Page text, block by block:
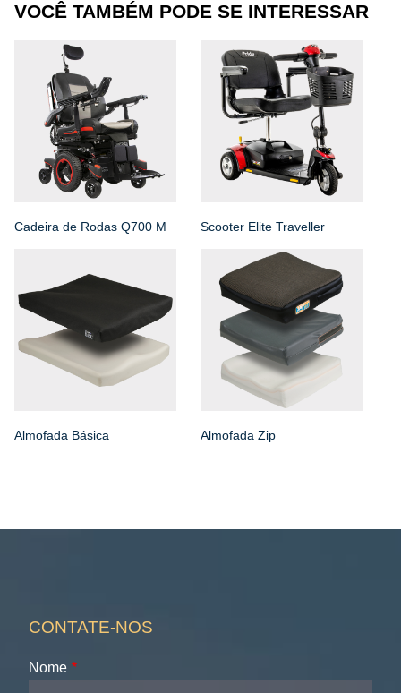
VOCÊ TAMBÉM PODE SE INTERESSAR
Cadeira de Rodas Q700 M Scooter Elite Traveller
Almofada Básica Almofada Zip
CONTATE-NOS
Nome